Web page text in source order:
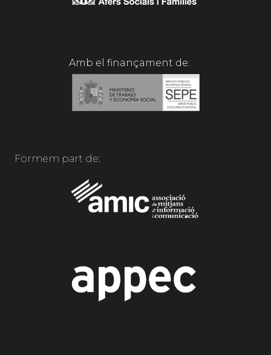
Amb el finançament de:
Formem part de: